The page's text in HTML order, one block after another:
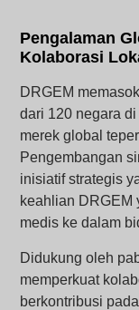
Pengalaman
Kolaborasi
DRGEM
dari 120 negara
merek global
Pengembangan
inisiatif strategis
keahlian DRGEM
medis ke dalam
Didukung oleh
memperkuat
berkontribusi